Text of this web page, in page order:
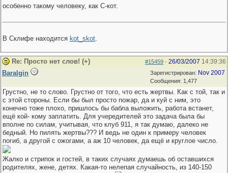
особенно такому человеку, как С-кот.
В Склифе находится kot_skot
#15459 - 26/03/2007 14:39:36
Re: Просто нет слов! (+)
Зарегистрирован: Nov 2007
Сообщения: 1,477
Baralgin
Грустно, не то слово. Грустно от того, что есть жертвы. Как с той, так и
с этой стороны. Если бы был просто пожар, да и куй с ним, это
конечно тоже плохо, пришлось бы бабла выложить, работа встанет,
ещё кой- кому заплатить. Для учередителей это задача была бы
вполне по силам, учитывая, что клуб 911, я так думаю, далеко не
бедный. Но пилять жертвы??? И ведь не один к примеру человек
погиб, а другой с ожогами, а аж 10 человек, да ещё и круглое число.
Жалко и стрипок и гостей, в таких случаях думаешь об оставшихся
родителях, жене, детях. Какая-то нелепая случайность, из 140-150